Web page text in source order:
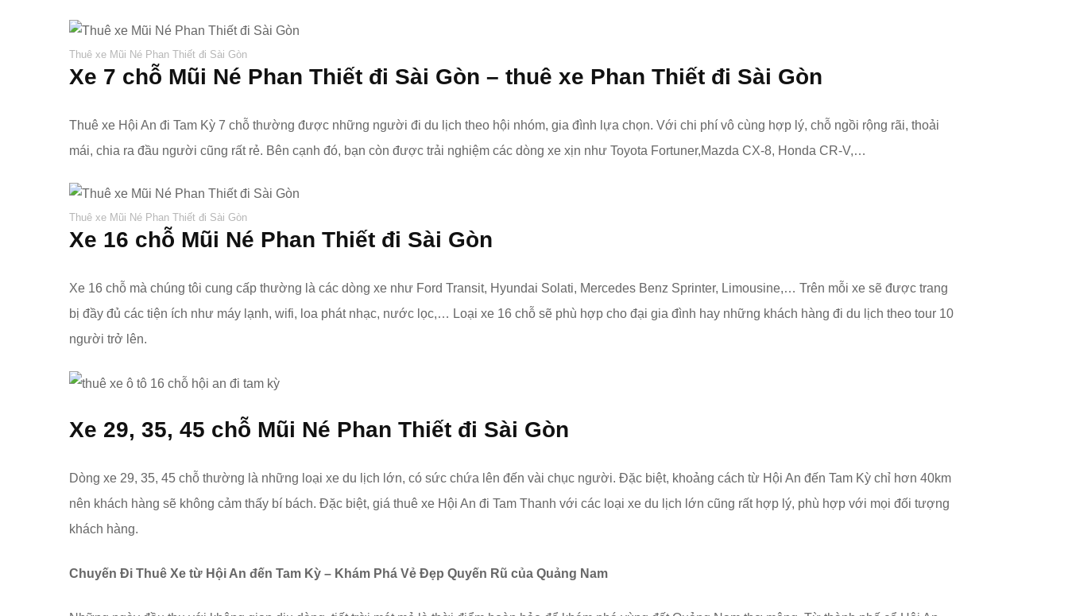
Thuê xe Mũi Né Phan Thiết đi Sài Gòn
Xe 7 chỗ Mũi Né Phan Thiết đi Sài Gòn – thuê xe Phan Thiết đi Sài Gòn
Thuê xe Hội An đi Tam Kỳ 7 chỗ thường được những người đi du lịch theo hội nhóm, gia đình lựa chọn. Với chi phí vô cùng hợp lý, chỗ ngồi rộng rãi, thoải
mái, chia ra đầu người cũng rất rẻ. Bên cạnh đó, bạn còn được trải nghiệm các dòng xe xịn như Toyota Fortuner,Mazda CX-8, Honda CR-V,…
Thuê xe Mũi Né Phan Thiết đi Sài Gòn
Xe 16 chỗ Mũi Né Phan Thiết đi Sài Gòn
Xe 16 chỗ mà chúng tôi cung cấp thường là các dòng xe như Ford Transit, Hyundai Solati, Mercedes Benz Sprinter, Limousine,… Trên mỗi xe sẽ được trang
bị đầy đủ các tiện ích như máy lạnh, wifi, loa phát nhạc, nước lọc,… Loại xe 16 chỗ sẽ phù hợp cho đại gia đình hay những khách hàng đi du lịch theo tour 10
người trở lên.
Xe 29, 35, 45 chỗ Mũi Né Phan Thiết đi Sài Gòn
Dòng xe 29, 35, 45 chỗ thường là những loại xe du lịch lớn, có sức chứa lên đến vài chục người. Đặc biệt, khoảng cách từ Hội An đến Tam Kỳ chỉ hơn 40km
nên khách hàng sẽ không cảm thấy bí bách. Đặc biệt, giá thuê xe Hội An đi Tam Thanh với các loại xe du lịch lớn cũng rất hợp lý, phù hợp với mọi đối tượng
khách hàng.
Chuyến Đi Thuê Xe từ Hội An đến Tam Kỳ – Khám Phá Vẻ Đẹp Quyến Rũ của Quảng Nam